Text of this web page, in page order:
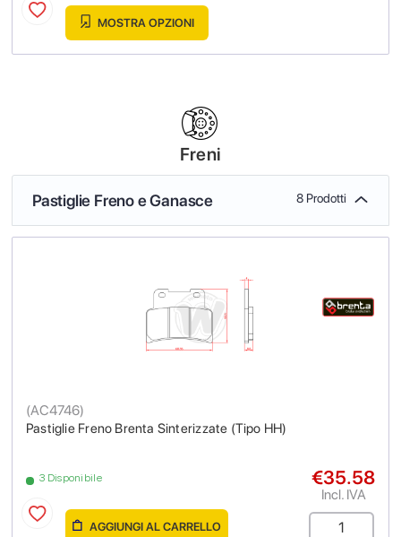
MOSTRA OPZIONI
Freni
Pastiglie Freno e Ganasce 8 Prodotti
Pastiglie Freno Brenta Sinterizzate (Tipo HH)
(AC4746)
3 Disponibile €35.58
Incl. IVA
AGGIUNGI AL CARRELLO